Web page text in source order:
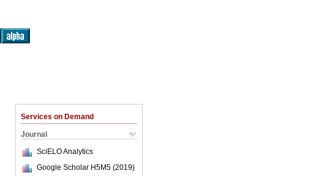
Services on Demand
Journal
SciELO Analytics
Google Scholar H5M5 (2019)